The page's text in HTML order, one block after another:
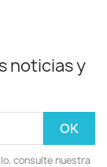
noticias y
consulte nuestra